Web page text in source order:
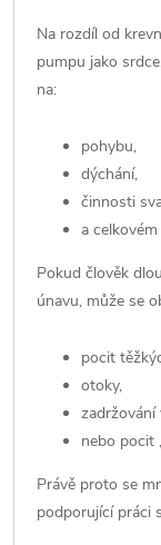
Na rozdíl od
pumpu jako
na:
pohybu,
dýchání,
činnosti
a
Pokud člověk
únavu, může se
pocit
otoky,
zadržování
nebo pocit
Právě proto se
podporující práci